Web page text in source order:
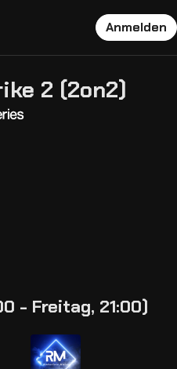
Anmelden
2 (2on2)
- Freitag, 21:00)